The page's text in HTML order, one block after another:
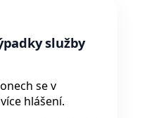
služby
se v
hlášení.